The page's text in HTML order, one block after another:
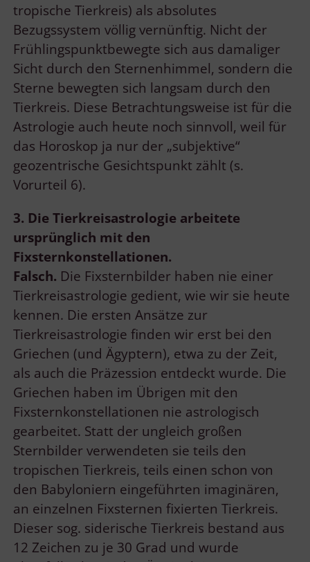
tropische Tierkreis) als absolutes
Bezugssystem völlig vernünftig. Nicht der
Frühlingspunktbewegte sich aus damaliger
Sicht durch den Sternenhimmel, sondern die
Sterne bewegten sich langsam durch den
Tierkreis. Diese Betrachtungsweise ist für die
Astrologie auch heute noch sinnvoll, weil für
das Horoskop ja nur der „subjektive“
geozentrische Gesichtspunkt zählt (s.
Vorurteil 6).
3. Die Tierkreisastrologie arbeitete
ursprünglich mit den
Fixsternkonstellationen.
Falsch. Die Fixsternbilder haben nie einer
Tierkreisastrologie gedient, wie wir sie heute
kennen. Die ersten Ansätze zur
Tierkreisastrologie finden wir erst bei den
Griechen (und Ägyptern), etwa zu der Zeit,
als auch die Präzession entdeckt wurde. Die
Griechen haben im Übrigen mit den
Fixsternkonstellationen nie astrologisch
gearbeitet. Statt der ungleich großen
Sternbilder verwendeten sie teils den
tropischen Tierkreis, teils einen schon von
den Babyloniern eingeführten imaginären,
an einzelnen Fixsternen fixierten Tierkreis.
Dieser sog. siderische Tierkreis bestand aus
12 Zeichen zu je 30 Grad und wurde